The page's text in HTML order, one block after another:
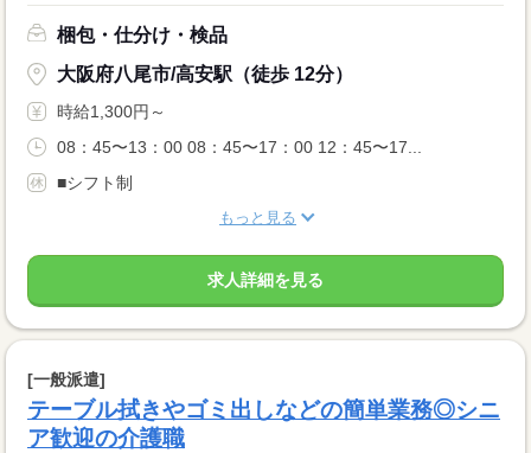
梱包・仕分け・検品
大阪府八尾市/高安駅（徒歩 12分）
時給1,300円～
08：45〜13：00 08：45〜17：00 12：45〜17...
■シフト制
もっと見る
求人詳細を見る
[一般派遣]
テーブル拭きやゴミ出しなどの簡単業務◎シニ
ア歓迎の介護職